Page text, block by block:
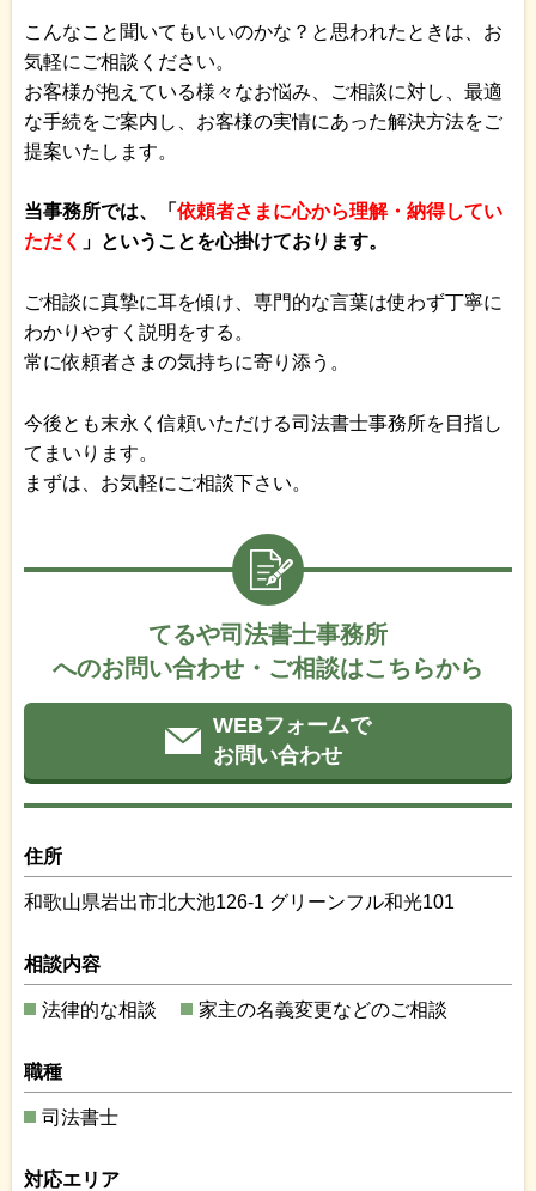
こんなこと聞いてもいいのかな？と思われたときは、お
気軽にご相談ください。
お客様が抱えている様々なお悩み、ご相談に対し、最適
な手続をご案内し、お客様の実情にあった解決方法をご
提案いたします。
当事務所では、「 依頼者さまに心から理解・納得してい
ただく 」ということを心掛けております。
ご相談に真摯に耳を傾け、専門的な言葉は使わず丁寧に
わかりやすく説明をする。
常に依頼者さまの気持ちに寄り添う。
今後とも末永く信頼いただける司法書士事務所を目指し
てまいります。
まずは、お気軽にご相談下さい。
てるや司法書士事務所
へのお問い合わせ・ご相談はこちらから
WEBフォームで
お問い合わせ
住所
和歌山県岩出市北大池126-1 グリーンフル和光101
相談内容
法律的な相談 家主の名義変更などのご相談
職種
司法書士
対応エリア